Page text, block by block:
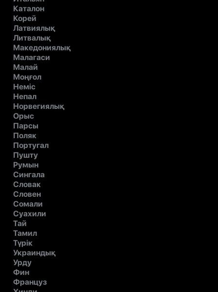
Каталон
Корей
Латвиялық
Литвалық
Македониялық
Малагаси
Малай
Моңғол
Неміс
Непал
Норвегиялық
Орыс
Парсы
Поляк
Португал
Пушту
Румын
Сингала
Словак
Словен
Сомали
Суахили
Тай
Тамил
Түрік
Украиндық
Урду
Фин
Француз